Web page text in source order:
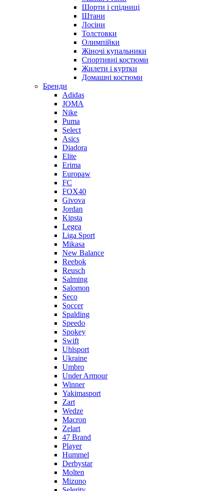
Шорти і спідниці
Штани
Лосіни
Толстовки
Олимпійки
Жіночі купальники
Спортивні костюми
Жилети і куртки
Домашні костюми
Бренди
Adidas
JOMA
Nike
Puma
Select
Asics
Diadora
Elite
Erima
Europaw
FC
FOX40
Givova
Jordan
Kipsta
Legea
Liga Sport
Mikasa
New Balance
Reebok
Reusch
Salming
Salomon
Seco
Soccer
Spalding
Speedo
Spokey
Swift
Uhlsport
Ukraine
Umbro
Under Armour
Winner
Yakimasport
Zart
Wedze
Macron
Zelart
47 Brand
Player
Hummel
Derbystar
Molten
Mizuno